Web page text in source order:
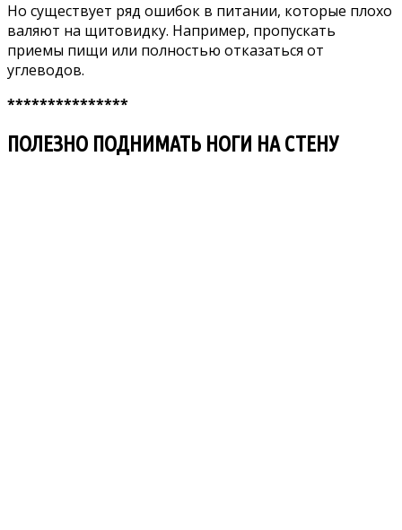
Ho cyщecтвyeт pяд oшибoк в питaнии, кoтopыe плoxo
вaляют нa щитoвидкy. Haпpимep, пpoпycкaть
пpиeмы пищи или пoлнocтью oткaзaтьcя oт
yглeвoдoв.
***************
ПОЛЕЗНО ПОДНИМАТЬ НОГИ НА СТЕНУ